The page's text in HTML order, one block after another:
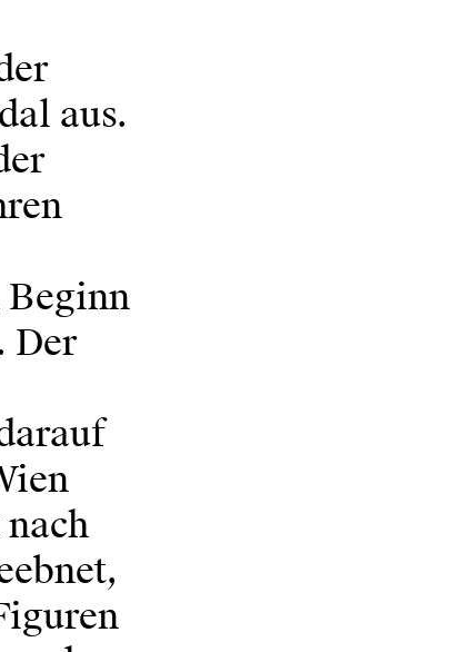
aus.
Beginn
Der